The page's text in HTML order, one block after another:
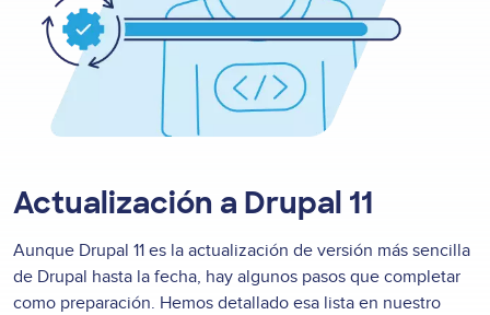
Actualización a Drupal 11
Aunque Drupal 11 es la actualización de versión más sencilla
de Drupal hasta la fecha, hay algunos pasos que completar
como preparación. Hemos detallado esa lista en nuestro